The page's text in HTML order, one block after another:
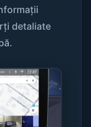
detaliate